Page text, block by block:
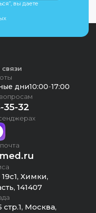
вы даете
дни10:00-17:00
35-32
Химки,
141407
Москва,